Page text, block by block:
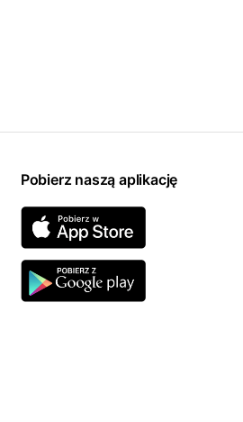
Pobierz naszą aplikację